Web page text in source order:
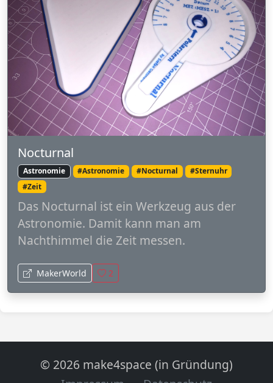
Nocturnal
Astronomie #Astronomie #Nocturnal
#Sternuhr
#Zeit
Das Nocturnal ist ein Werkzeug aus der
Astronomie. Damit kann man am
Nachthimmel die Zeit messen.
MakerWorld 2
© 2026 make4space (in Gründung)